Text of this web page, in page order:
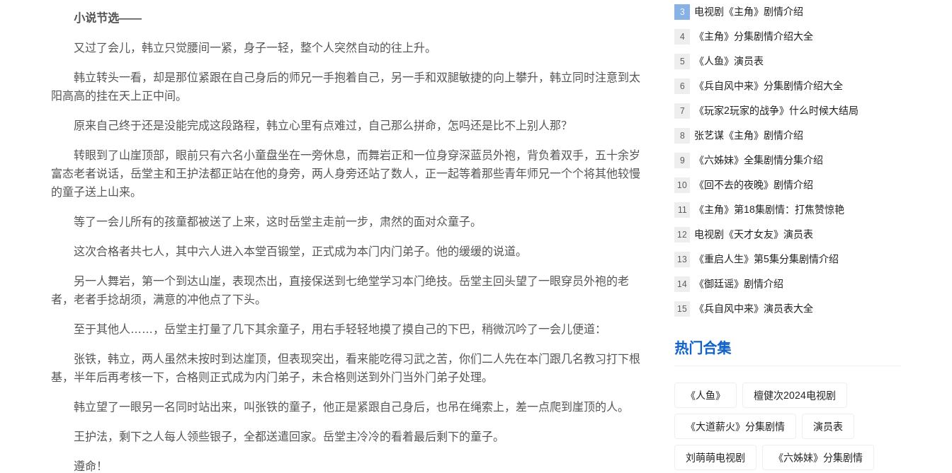
小说节选——
又过了会儿，韩立只觉腰间一紧，身子一轻，整个人突然自动的往上升。
韩立转头一看，却是那位紧跟在自己身后的师兄一手抱着自己，另一手和双腿敏捷的向上攀升，韩立同时注意到太
阳高高的挂在天上正中间。
原来自己终于还是没能完成这段路程，韩立心里有点难过，自己那么拼命，怎吗还是比不上别人那？
转眼到了山崖顶部，眼前只有六名小童盘坐在一旁休息，而舞岩正和一位身穿深蓝员外袍，背负着双手，五十余岁
富态老者说话，岳堂主和王护法都正站在他的身旁，两人身旁还站了数人，正一起等着那些青年师兄一个个将其他较慢
的童子送上山来。
等了一会儿所有的孩童都被送了上来，这时岳堂主走前一步，肃然的面对众童子。
这次合格者共七人，其中六人进入本堂百锻堂，正式成为本门内门弟子。他的缓缓的说道。
另一人舞岩，第一个到达山崖，表现杰出，直接保送到七绝堂学习本门绝技。岳堂主回头望了一眼穿员外袍的老
者，老者手捻胡须，满意的冲他点了下头。
至于其他人……，岳堂主打量了几下其余童子，用右手轻轻地摸了摸自己的下巴，稍微沉吟了一会儿便道：
张铁，韩立，两人虽然未按时到达崖顶，但表现突出，看来能吃得习武之苦，你们二人先在本门跟几名教习打下根
基，半年后再考核一下，合格则正式成为内门弟子，未合格则送到外门当外门弟子处理。
韩立望了一眼另一名同时站出来，叫张铁的童子，他正是紧跟自己身后，也吊在绳索上，差一点爬到崖顶的人。
王护法，剩下之人每人领些银子，全都送遣回家。岳堂主冷冷的看着最后剩下的童子。
遵命！
3 电视剧《主角》剧情介绍
4 《主角》分集剧情介绍大全
5 《人鱼》演员表
6 《兵自风中来》分集剧情介绍大全
7 《玩家2玩家的战争》什么时候大结局
8 张艺谋《主角》剧情介绍
9 《六姊妹》全集剧情分集介绍
10 《回不去的夜晚》剧情介绍
11 《主角》第18集剧情：打焦赞惊艳
12 电视剧《天才女友》演员表
13 《重启人生》第5集分集剧情介绍
14 《御廷谣》剧情介绍
15 《兵自风中来》演员表大全
热门合集
《人鱼》 檀健次2024电视剧
《大道薪火》分集剧情 演员表
刘萌萌电视剧 《六姊妹》分集剧情